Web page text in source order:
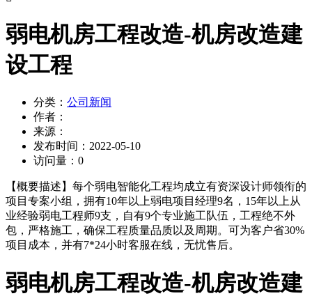
弱电机房工程改造-机房改造建
设工程
分类： 公司新闻
作者：
来源：
发布时间： 2022-05-10
访问量： 0
【概要描述】 每个弱电智能化工程均成立有资深设计师领衔的
项目专案小组，拥有10年以上弱电项目经理9名，15年以上从
业经验弱电工程师9支，自有9个专业施工队伍，工程绝不外
包，严格施工，确保工程质量品质以及周期。可为客户省30%
项目成本，并有7*24小时客服在线，无忧售后。
弱电机房工程改造-机房改造建